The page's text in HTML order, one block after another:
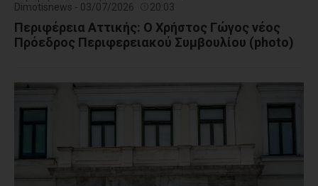
Dimotisnews - 03/07/2026
20:03
Περιφέρεια Αττικής: O Χρήστος Γώγος νέος
Πρόεδρος Περιφερειακού Συμβουλίου (photo)